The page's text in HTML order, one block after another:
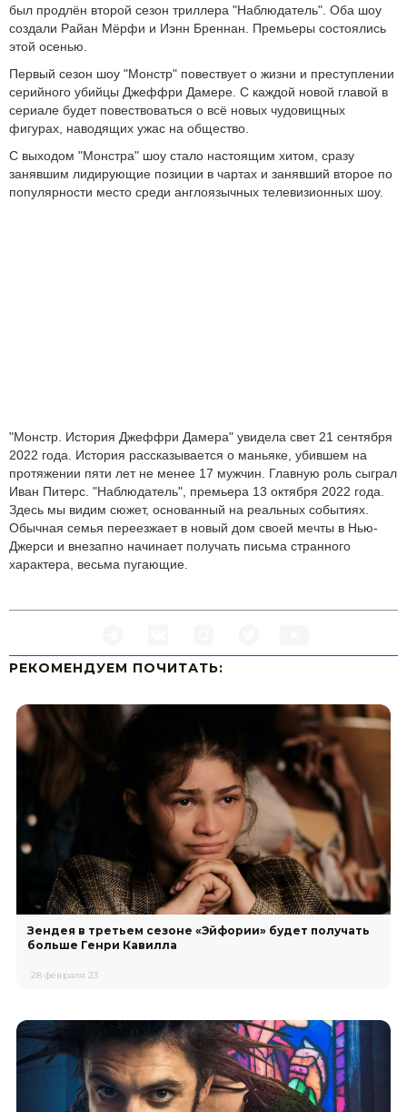
был продлён второй сезон триллера "Наблюдатель". Оба шоу
создали Райан Мёрфи и Иэнн Бреннан. Премьеры состоялись
этой осенью.
Первый сезон шоу "Монстр" повествует о жизни и преступлении
серийного убийцы Джеффри Дамере. С каждой новой главой в
сериале будет повествоваться о всё новых чудовищных
фигурах, наводящих ужас на общество.
С выходом "Монстра" шоу стало настоящим хитом, сразу
занявшим лидирующие позиции в чартах и занявший второе по
популярности место среди англоязычных телевизионных шоу.
"Монстр. История Джеффри Дамера" увидела свет 21 сентября
2022 года. История рассказывается о маньяке, убившем на
протяжении пяти лет не менее 17 мужчин. Главную роль сыграл
Иван Питерс. "Наблюдатель", премьера 13 октября 2022 года.
Здесь мы видим сюжет, основанный на реальных событиях.
Обычная семья переезжает в новый дом своей мечты в Нью-
Джерси и внезапно начинает получать письма странного
характера, весьма пугающие.
РЕКОМЕНДУЕМ ПOЧИТАТЬ:
Зендея в третьем сезоне «Эйфории» будет получать
больше Генри Кавилла
28 февраля 23